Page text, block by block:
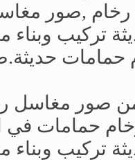
,صور
تركيب
صور مغاسل
حمامات
تركيب